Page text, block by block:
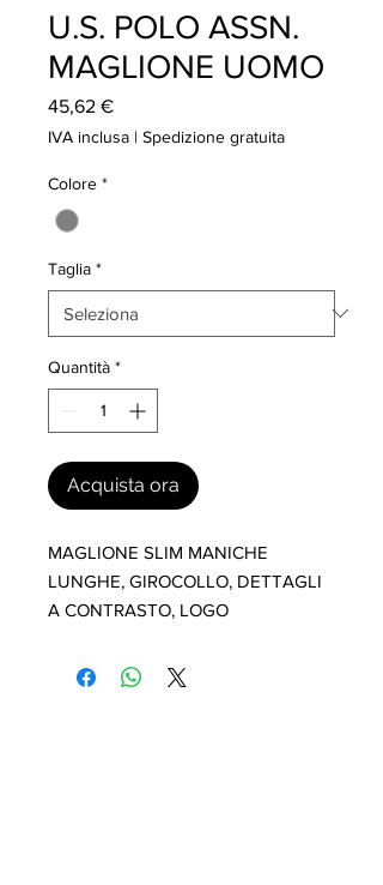
U.S. POLO ASSN.
MAGLIONE UOMO
45,62 €Prezzo
IVA inclusa | Spedizione gratuita
Colore *
Taglia *
Quantità *
Acquista ora
MAGLIONE SLIM MANICHE
LUNGHE, GIROCOLLO, DETTAGLI
A CONTRASTO, LOGO